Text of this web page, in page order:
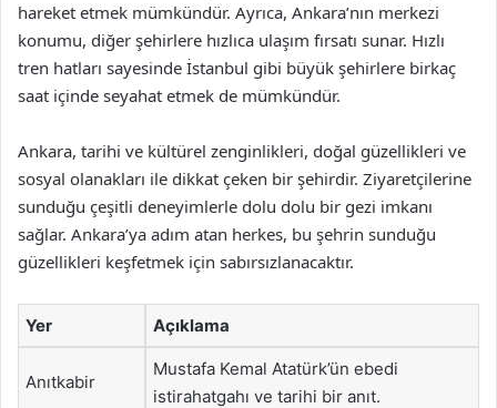
hareket etmek mümkündür. Ayrıca, Ankara’nın merkezi
konumu, diğer şehirlere hızlıca ulaşım fırsatı sunar. Hızlı
tren hatları sayesinde İstanbul gibi büyük şehirlere birkaç
saat içinde seyahat etmek de mümkündür.
Ankara, tarihi ve kültürel zenginlikleri, doğal güzellikleri ve
sosyal olanakları ile dikkat çeken bir şehirdir. Ziyaretçilerine
sunduğu çeşitli deneyimlerle dolu dolu bir gezi imkanı
sağlar. Ankara’ya adım atan herkes, bu şehrin sunduğu
güzellikleri keşfetmek için sabırsızlanacaktır.
Yer Açıklama
Anıtkabir
Mustafa Kemal Atatürk’ün ebedi
istirahatgahı ve tarihi bir anıt.